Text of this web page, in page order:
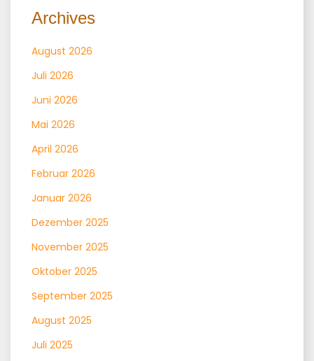
Archives
August 2026
Juli 2026
Juni 2026
Mai 2026
April 2026
Februar 2026
Januar 2026
Dezember 2025
November 2025
Oktober 2025
September 2025
August 2025
Juli 2025